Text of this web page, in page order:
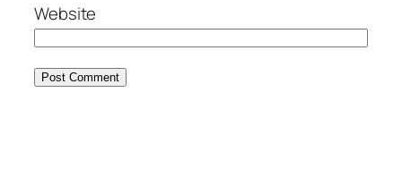
Website